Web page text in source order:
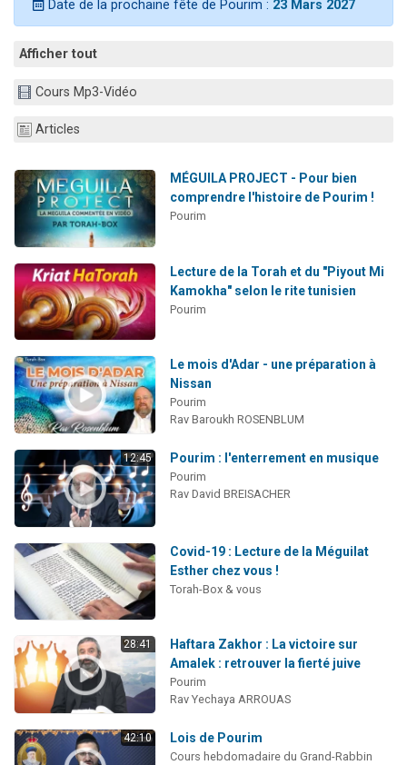
Date de la prochaine fête de Pourim : 23 Mars 2027
Afficher tout
Cours Mp3-Vidéo
Articles
MÉGUILA PROJECT - Pour bien
comprendre l'histoire de Pourim !
Pourim
Lecture de la Torah et du "Piyout Mi
Kamokha" selon le rite tunisien
Pourim
Le mois d'Adar - une préparation à
Nissan
Pourim
Rav Baroukh ROSENBLUM
12:45 Pourim : l'enterrement en musique
Pourim
Rav David BREISACHER
Covid-19 : Lecture de la Méguilat
Esther chez vous !
Torah-Box & vous
28:41
Haftara Zakhor : La victoire sur
Amalek : retrouver la fierté juive
Pourim
Rav Yechaya ARROUAS
42:10 Lois de Pourim
Cours hebdomadaire du Grand-Rabbin